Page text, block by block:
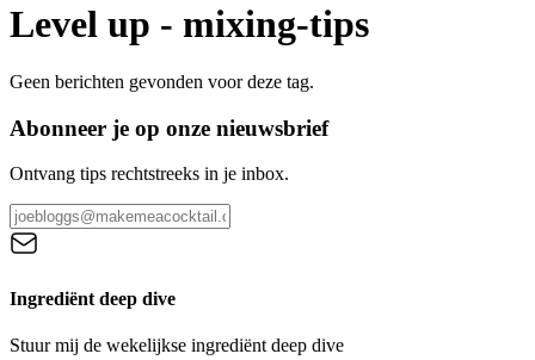
Level up - mixing-tips
Geen berichten gevonden voor deze tag.
Abonneer je op onze nieuwsbrief
Ontvang tips rechtstreeks in je inbox.
Ingrediënt deep dive
Stuur mij de wekelijkse ingrediënt deep dive